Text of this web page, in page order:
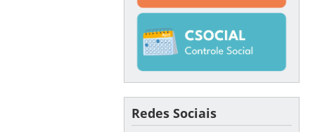
Redes Sociais